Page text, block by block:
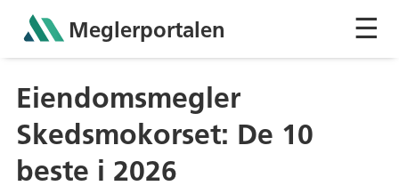
Meglerportalen ☰
Eiendomsmegler
Skedsmokorset: De 10
beste i 2026